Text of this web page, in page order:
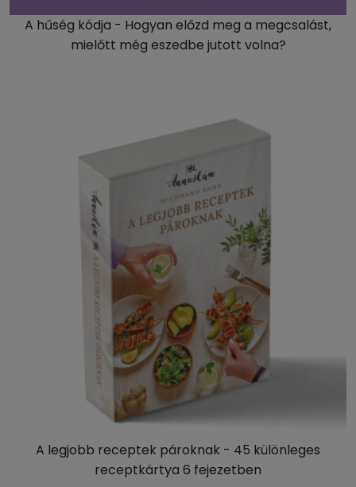
A hűség kódja - Hogyan előzd meg a megcsalást,
mielőtt még eszedbe jutott volna?
A legjobb receptek pároknak - 45 különleges
receptkártya 6 fejezetben